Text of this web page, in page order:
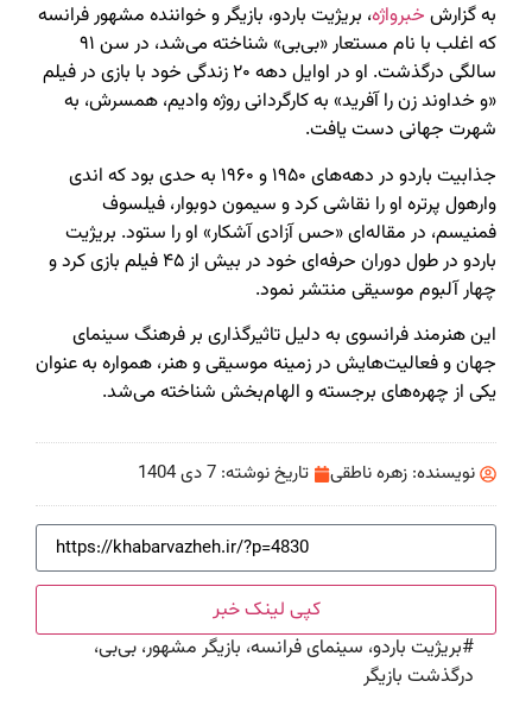
به گزارش خبرواژه، بریژیت باردو، بازیگر و خواننده مشهور فرانسه
که اغلب با نام مستعار «بی‌بی» شناخته می‌شد، در سن ۹۱
سالگی درگذشت. او در اوایل دهه ۲۰ زندگی خود با بازی در فیلم
«و خداوند زن را آفرید» به کارگردانی روژه وادیم، همسرش، به
شهرت جهانی دست یافت.
جذابیت باردو در دهه‌های ۱۹۵۰ و ۱۹۶۰ به حدی بود که اندی
وارهول پرتره او را نقاشی کرد و سیمون دوبوار، فیلسوف
فمنیسم، در مقاله‌ای «حس آزادی آشکار» او را ستود. بریژیت
باردو در طول دوران حرفه‌ای خود در بیش از ۴۵ فیلم بازی کرد و
چهار آلبوم موسیقی منتشر نمود.
این هنرمند فرانسوی به دلیل تاثیرگذاری بر فرهنگ سینمای
جهان و فعالیت‌هایش در زمینه موسیقی و هنر، همواره به عنوان
یکی از چهره‌های برجسته و الهام‌بخش شناخته می‌شد.
نویسنده: زهره ناطقی تاریخ نوشته: 7 دی 1404
کپی لینک خبر
#بریژیت باردو، سینمای فرانسه، بازیگر مشهور، بی‌بی،
درگذشت بازیگر